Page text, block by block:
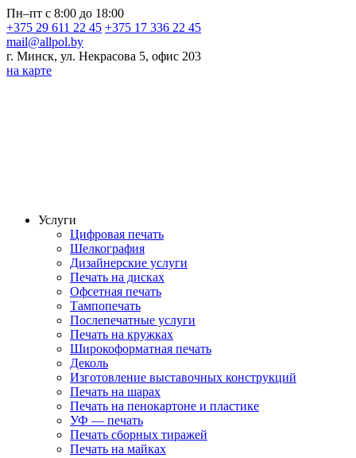
Пн–пт с 8:00 до 18:00
+375 29 611 22 45 +375 17 336 22 45
mail@allpol.by
г. Минск, ул. Некрасова 5, офис 203
на карте
Услуги
Цифровая печать
Шелкография
Дизайнерские услуги
Печать на дисках
Офсетная печать
Тампопечать
Послепечатные услуги
Печать на кружках
Широкоформатная печать
Деколь
Изготовление выставочных конструкций
Печать на шарах
Печать на пенокартоне и пластике
УФ — печать
Печать сборных тиражей
Печать на майках